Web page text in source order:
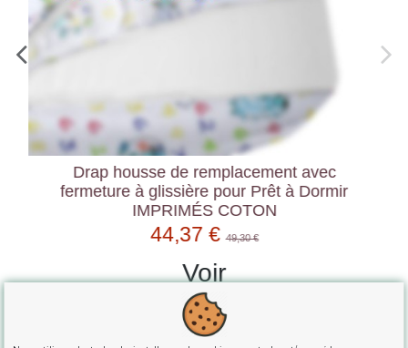
Drap housse de remplacement avec
fermeture à glissière pour Prêt à Dormir
IMPRIMÉS COTON
44,37 €49,30 €
Voir